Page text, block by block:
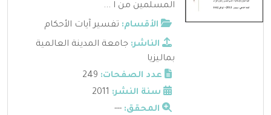
المسلمين من ا ...
الأقسام: تفسير آيات الأحكام
الناشر: جامعة المدينة العالمية
بماليزيا
عدد الصفحات:
سنة النشر:
المحقق: ---